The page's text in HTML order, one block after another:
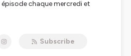
chaque mercredi et
sur le jeu vidéo.
Subscribe